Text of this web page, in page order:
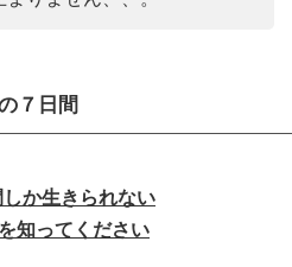
７日間
か生きられない
知ってください